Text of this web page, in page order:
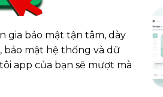
gia bảo mật tận tâm, dày
mật hệ thống và dữ
app của bạn sẽ mượt mà